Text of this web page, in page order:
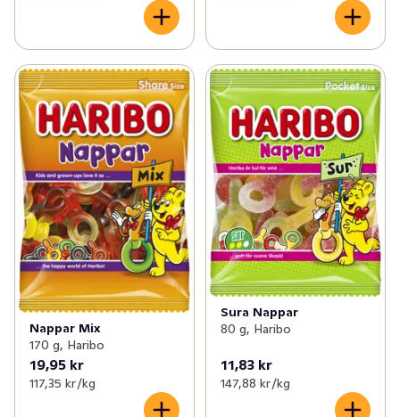
Nappar Mix
170 g, Haribo
19,95 kr
117,35 kr /kg
Sura Nappar
80 g, Haribo
11,83 kr
147,88 kr /kg